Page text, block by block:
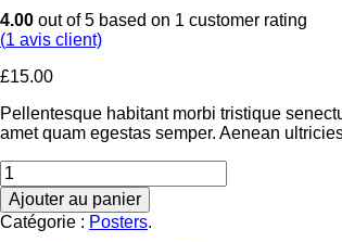
4.00 out of5 based on 1 customer rating
(1 avis client)
£15.00
Pellentesque habitant morbi tristique
amet quam egestas semper. Aenean
Ajouter au panier
Catégorie : Posters.